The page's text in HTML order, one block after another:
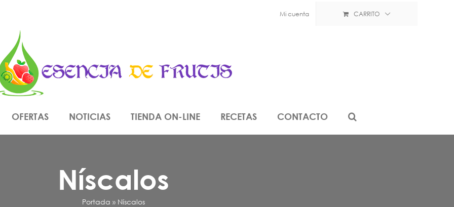
Mi cuenta CARRITO
OFERTAS NOTICIAS TIENDA ON-LINE RECETAS CONTACTO
Níscalos
Portada » Níscalos